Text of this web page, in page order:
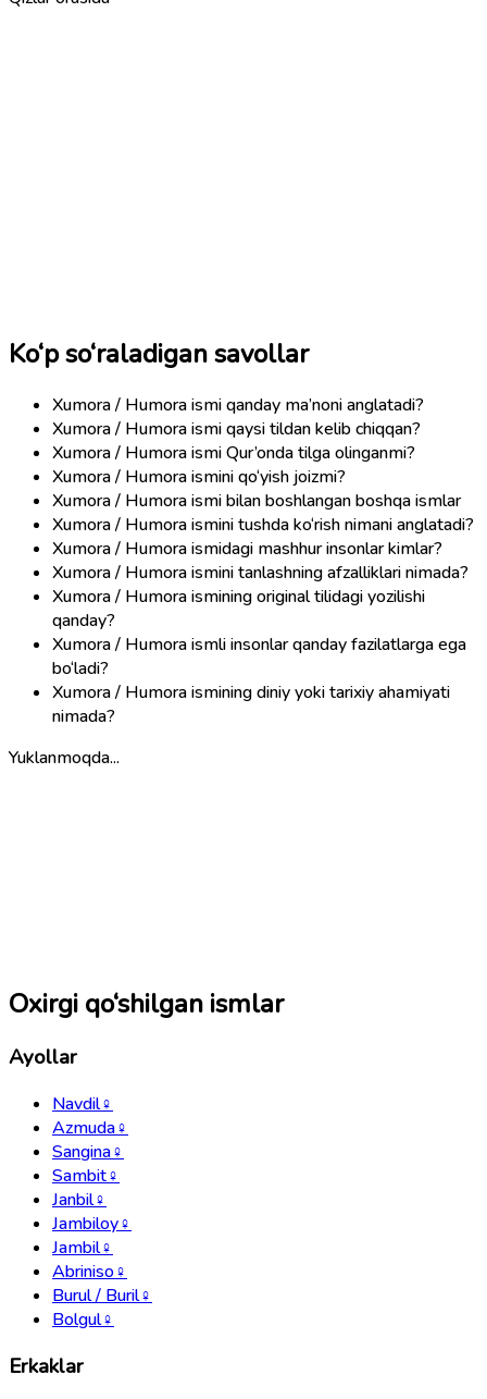
Ko‘p so‘raladigan savollar
Xumora / Humora ismi qanday ma’noni anglatadi?
Xumora / Humora ismi qaysi tildan kelib chiqqan?
Xumora / Humora ismi Qur’onda tilga olinganmi?
Xumora / Humora ismini qo‘yish joizmi?
Xumora / Humora ismi bilan boshlangan boshqa ismlar
Xumora / Humora ismini tushda ko‘rish nimani anglatadi?
Xumora / Humora ismidagi mashhur insonlar kimlar?
Xumora / Humora ismini tanlashning afzalliklari nimada?
Xumora / Humora ismining original tilidagi yozilishi
qanday?
Xumora / Humora ismli insonlar qanday fazilatlarga ega
bo‘ladi?
Xumora / Humora ismining diniy yoki tarixiy ahamiyati
nimada?
Yuklanmoqda...
Oxirgi qo‘shilgan ismlar
Ayollar
Navdil♀
Azmuda♀
Sangina♀
Sambit♀
Janbil♀
Jambiloy♀
Jambil♀
Abriniso♀
Burul / Buril♀
Bolgul♀
Erkaklar